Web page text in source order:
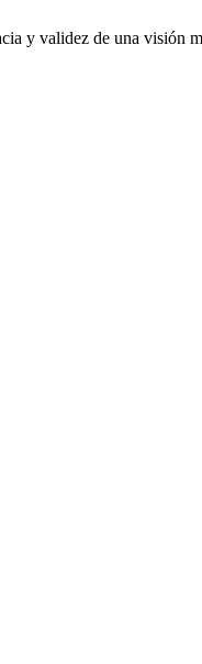
y validez de una visión